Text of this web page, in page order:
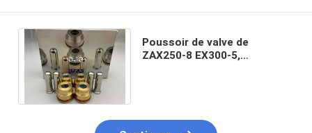
Poussoir de valve de
ZAX250-8 EX300-5,